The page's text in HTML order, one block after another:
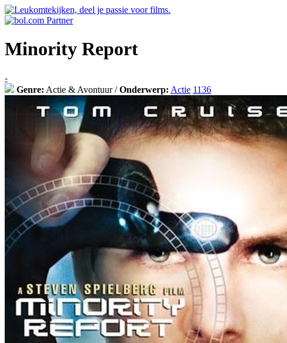
Minority Report
-
Genre: Actie & Avontuur /Onderwerp: Actie 1136